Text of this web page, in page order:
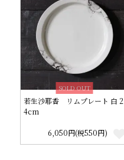
SOLD OUT
若生沙耶香 リムプレート 白 2
4cm
6,050円(税550円)